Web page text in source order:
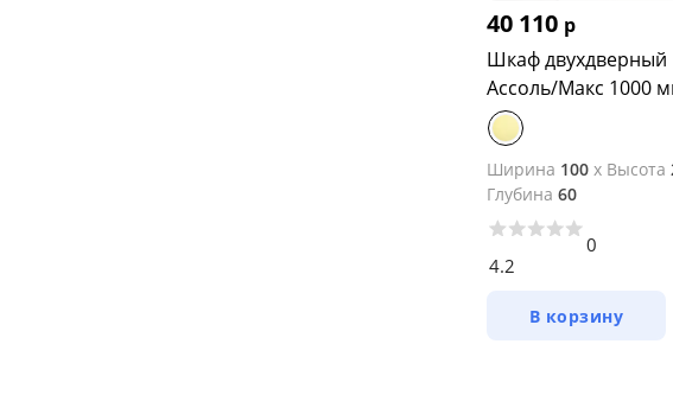
40 110 р
Шкаф двухдверный
Ассоль/Макс 1000
Ширина 100 x Высота
Глубина 60
4.2
0
В корзину